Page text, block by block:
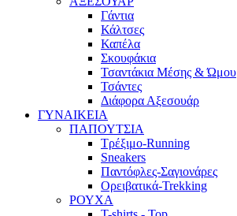
Γάντια
Κάλτσες
Καπέλα
Σκουφάκια
Τσαντάκια Μέσης & Ώμου
Τσάντες
Διάφορα Αξεσουάρ
ΓΥΝΑΙΚΕΙΑ
ΠΑΠΟΥΤΣΙΑ
Τρέξιμο-Running
Sneakers
Παντόφλες-Σαγιονάρες
Ορειβατικά-Trekking
ΡΟΥΧΑ